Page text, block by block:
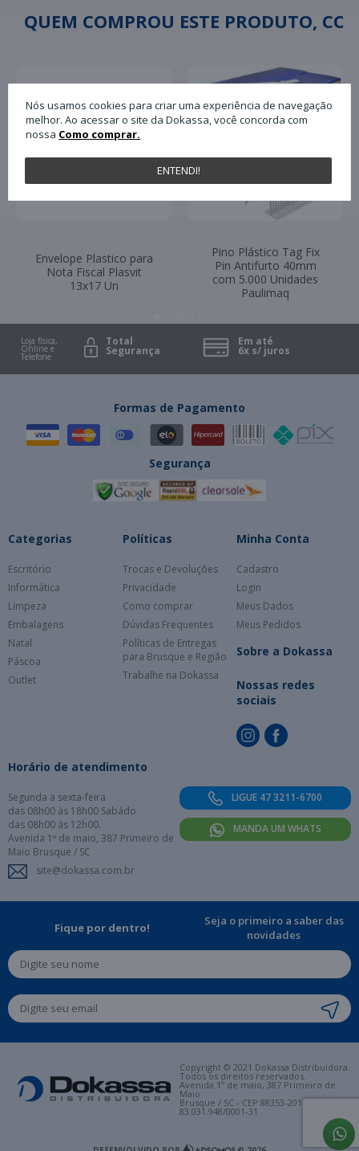
QUEM COMPROU ESTE PRODUTO,
Envelope Plastico para
Nota Fiscal Plasvit
13x17 Un
Pino Plástico Tag Fix
Pin Antifurto 40mm
com 5.000 Unidades
Paulimaq
Loja física,
Online e
Telefone
Total
Segurança
Em até
6x s/ juros
Nós usamos cookies para criar uma experiência de navegação
melhor. Ao acessar o site da Dokassa, você concorda com
nossa Como comprar.
ENTENDI!
Formas de Pagamento
Segurança
Categorias
Escritório
Informática
Limpeza
Embalagens
Natal
Páscoa
Outlet
Políticas
Trocas e Devoluções
Privacidade
Como comprar
Dúvidas Frequentes
Políticas de Entregas
para Brusque e Região
Trabalhe na Dokassa
Minha Conta
Cadastro
Login
Meus Dados
Meus Pedidos
Sobre a Dokassa
Nossas redes
sociais
Horário de atendimento
Segunda a sexta-feira
das 08h00 às 18h00 Sabádo
das 08h00 às 12h00.
Avenida 1º de maio, 387 Primeiro de
Maio Brusque / SC
site@dokassa.com.br
LIGUE 47 3211-6700
MANDA UM WHATS
Fique por dentro!
Seja o primeiro a saber das
novidades
Copyright © 2021 Dokassa Distribuidora.
Todos os direitos reservados.
Avenida 1º de maio, 387 Primeiro de
Maio
Brusque / SC - CEP 88353-201. CNPJ:
83.031.948/0001-31